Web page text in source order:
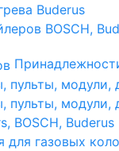
Buderus
BOSCH,
пульты, модули,
пульты, модули,
BOSCH, Buderus
газовых